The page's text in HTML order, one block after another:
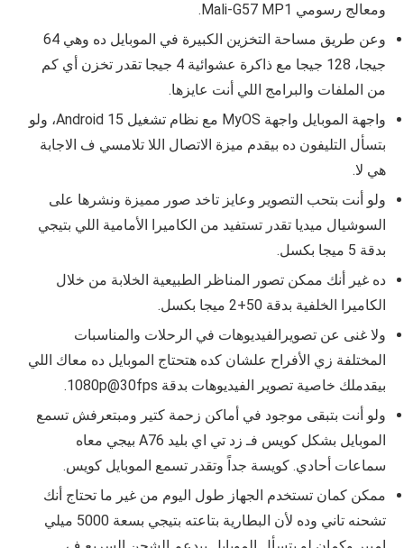
ومعالج رسومي Mali-G57 MP1.
وعن طريق مساحة التخزين الكبيرة في الموبايل ده وهي 64
جيجا، 128 جيجا مع ذاكرة عشوائية 4 جيجا تقدر تخزن أي كم
من الملفات والبرامج اللي أنت عايزها.
واجهة الموبايل واجهة MyOS مع نظام تشغيل Android 15، ولو
بتسأل التليفون ده بيقدم ميزة الاتصال اللا تلامسي ف الاجابة
هي لا.
ولو أنت بتحب التصوير وعايز تاخد صور مميزة ونشرها على
السوشيال ميديا تقدر تستفيد من الكاميرا الأمامية اللي بتيجي
بدقة 5 ميجا بكسل.
ده غير أنك ممكن تصور المناظر الطبيعية الخلابة من خلال
الكاميرا الخلفية بدقة 50+2 ميجا بكسل.
ولا غنى عن تصويرالفيديوهات في الرحلات والمناسبات
المختلفة زي الأفراح علشان كده هتحتاج الموبايل ده معاك اللي
بيقدملك خاصية تصوير الفيديوهات بدقة 1080p@30fps.
ولو أنت بتبقى موجود في أماكن زحمة كتير ومبتعرفش تسمع
الموبايل بشكل كويس فـ زد تي اي بليد A76 بيجي معاه
سماعات أحادي. كويسة جداً وتقدر تسمع الموبايل كويس.
ممكن كمان تستخدم الجهاز طول اليوم من غير ما تحتاج أنك
تشحنه تاني وده لأن البطارية بتاعته بتيجي بسعة 5000 ميلي